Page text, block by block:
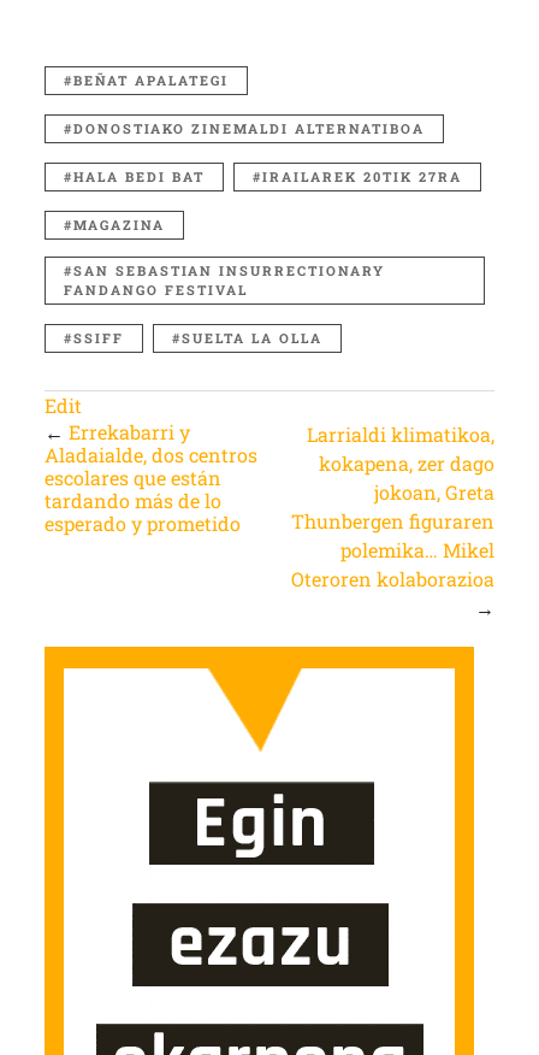
BEÑAT APALATEGI
DONOSTIAKO ZINEMALDI ALTERNATIBOA
HALA BEDI BAT IRAILAREK 20TIK 27RA
MAGAZINA
SAN SEBASTIAN INSURRECTIONARY
FANDANGO FESTIVAL
SSIFF SUELTA LA OLLA
Edit
← Errekabarri y
Aladaialde, dos centros
escolares que están
tardando más de lo
esperado y prometido
Larrialdi klimatikoa,
kokapena, zer dago
jokoan, Greta
Thunbergen figuraren
polemika… Mikel
Oteroren kolaborazioa
→